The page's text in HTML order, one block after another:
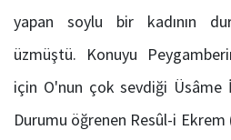
yapan soylu bir kadının
üzmüştü. Konuyu
için O'nun çok sevdiği Üsâme
Durumu öğrenen Resûl-i Ekrem